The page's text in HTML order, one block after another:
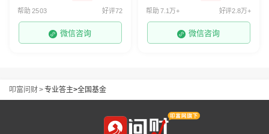
帮助 2503 好评72
微信咨询
帮助 7.1万+ 好评2.8万+
微信咨询
叩富问财>专业答主>全国基金